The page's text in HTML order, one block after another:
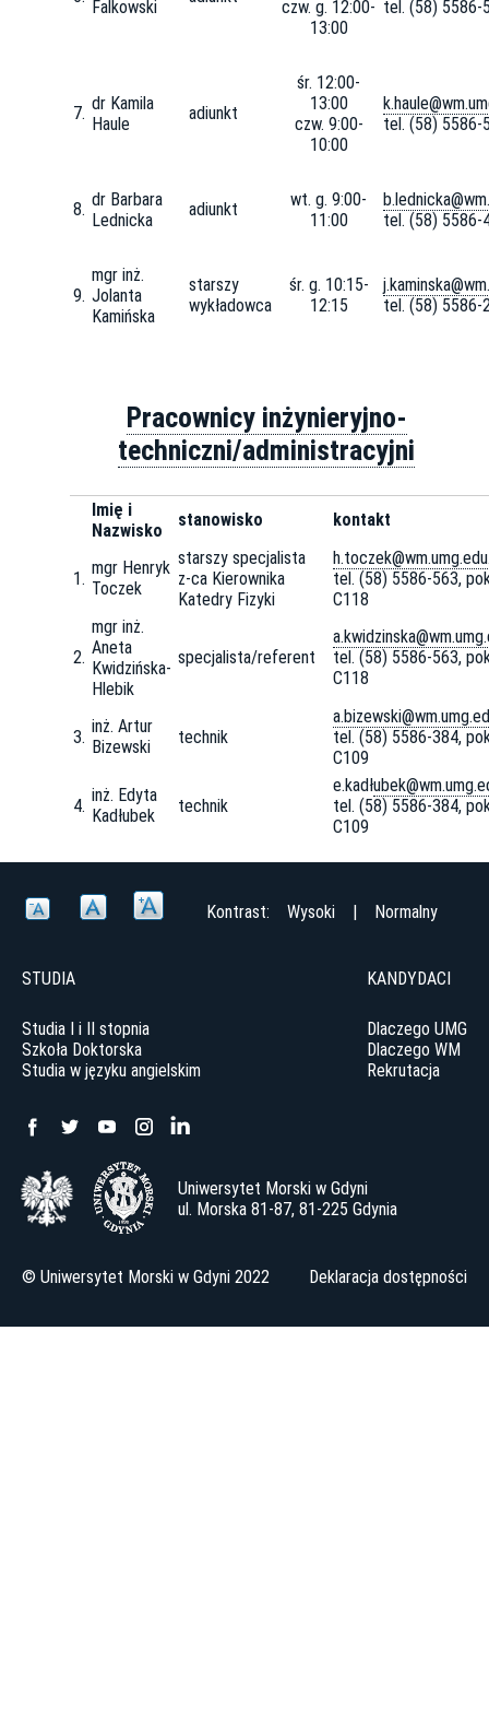
Falkowski
czw. g. 12:00-
13:00
tel. (58) 5586-
7. dr Kamila
Haule
adiunkt
śr. 12:00-
13:00
czw. 9:00-
10:00
tel. (58) 5586-
8. dr Barbara
Lednicka
adiunkt
wt. g. 9:00-
11:00
tel. (58) 5586-
9.
mgr inż.
Jolanta
Kamińska
starszy
wykładowca
śr. g. 10:15-
12:15
tel. (58) 5586-
Pracownicy inżynieryjno-
techniczni/administracyjni
Imię i
Nazwisko
stanowisko kontakt
1.
mgr Henryk
Toczek
starszy specjalista
z-ca Kierownika
Katedry Fizyki
tel. (58) 5586-563,
C118
2.
mgr inż.
Aneta
Kwidzińska-
Hlebik
specjalista/referent
tel. (58) 5586-563,
C118
3.
inż. Artur
Bizewski
technik
tel. (58) 5586-384,
C109
4.
inż. Edyta
Kadłubek
technik
e.kadł
tel. (58) 5586-384,
C109
Kontrast: Wysoki | Normalny
STUDIA
Studia I i II stopnia
Szkoła Doktorska
Studia w języku angielskim
KANDYDACI
Dlaczego UMG
Dlaczego WM
Rekrutacja
Uniwersytet Morski w Gdyni
ul. Morska 81-87, 81-225 Gdynia
© Uniwersytet Morski w Gdyni 2022 Deklaracja dostępności